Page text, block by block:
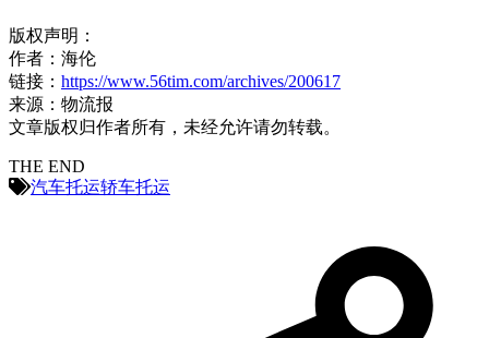
版权声明：
作者：海伦
链接： https://www.56tim.com/archives/200617
来源：物流报
文章版权归作者所有，未经允许请勿转载。
THE END
汽车托运轿车托运